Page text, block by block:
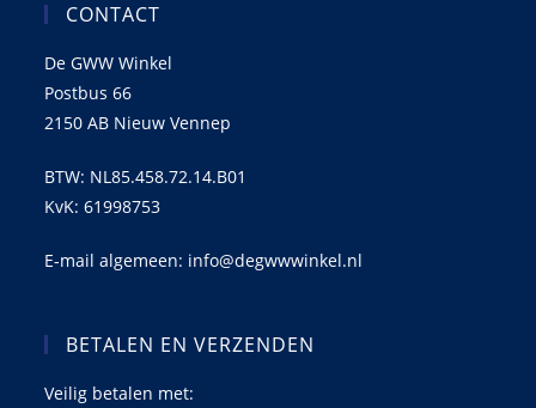
CONTACT
De GWW Winkel
Postbus 66
2150 AB Nieuw Vennep
BTW: NL85.458.72.14.B01
KvK: 61998753
E-mail algemeen: info@degwwwinkel.nl
BETALEN EN VERZENDEN
Veilig betalen met: